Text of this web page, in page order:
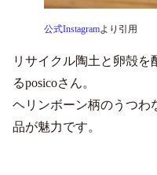
公式Instagramより引用
リサイクル陶土と卵殻
るposicoさん。
ヘリンボーン柄のうつわ
品が魅力です。